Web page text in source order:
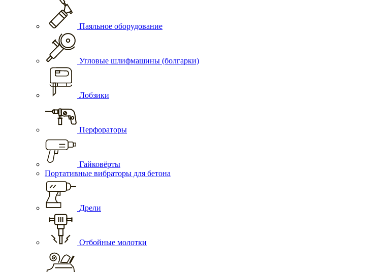
Паяльное оборудование
Угловые шлифмашины (болгарки)
Лобзики
Перфораторы
Гайковёрты
Портативные вибраторы для бетона
Дрели
Отбойные молотки